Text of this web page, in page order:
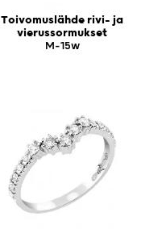
Toivomuslähde rivi- ja
vierussormukset
M-15w